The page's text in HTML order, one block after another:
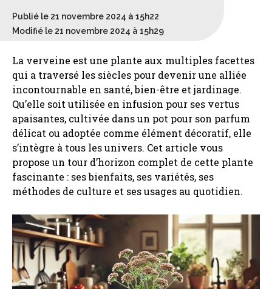
Publié le 21 novembre 2024 à 15h22
Modifié le 21 novembre 2024 à 15h29
La verveine est une plante aux multiples facettes
qui a traversé les siècles pour devenir une alliée
incontournable en santé, bien-être et jardinage.
Qu’elle soit utilisée en infusion pour ses vertus
apaisantes, cultivée dans un pot pour son parfum
délicat ou adoptée comme élément décoratif, elle
s’intègre à tous les univers. Cet article vous
propose un tour d’horizon complet de cette plante
fascinante : ses bienfaits, ses variétés, ses
méthodes de culture et ses usages au quotidien.